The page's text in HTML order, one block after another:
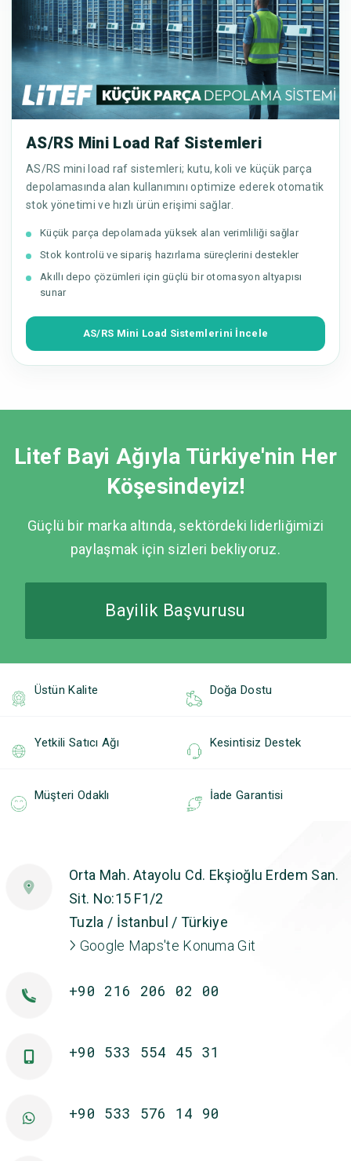
AS/RS Mini Load Raf Sistemleri
AS/RS mini load raf sistemleri; kutu, koli ve küçük parça
depolamasında alan kullanımını optimize ederek otomatik
stok yönetimi ve hızlı ürün erişimi sağlar.
Küçük parça depolamada yüksek alan verimliliği sağlar
Stok kontrolü ve sipariş hazırlama süreçlerini destekler
Akıllı depo çözümleri için güçlü bir otomasyon altyapısı
sunar
AS/RS Mini Load Sistemlerini İncele
Litef Bayi Ağıyla Türkiye'nin Her
Köşesindeyiz!
Güçlü bir marka altında, sektördeki liderliğimizi
paylaşmak için sizleri bekliyoruz.
Bayilik Başvurusu
Üstün Kalite Doğa Dostu
Yetkili Satıcı Ağı Kesintisiz Destek
Müşteri Odaklı İade Garantisi
Orta Mah. Atayolu Cd. Ekşioğlu Erdem San.
Sit. No:15 F1/2
Tuzla / İstanbul / Türkiye
Google Maps'te Konuma Git
+90 216 206 02 00
+90 533 554 45 31
+90 533 576 14 90